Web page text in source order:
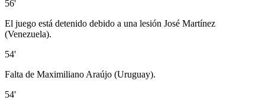
56'
El juego está detenido debido a una lesión José Martínez
(Venezuela).
54'
Falta de Maximiliano Araújo (Uruguay).
54'